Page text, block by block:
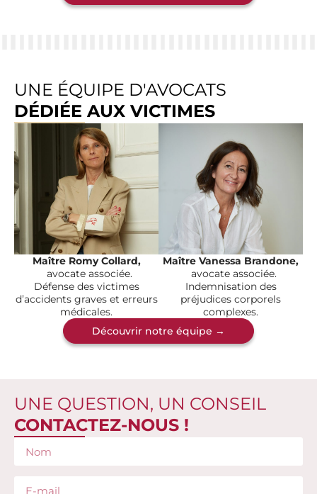
UNE ÉQUIPE D'AVOCATS
DÉDIÉE AUX VICTIMES
Maître Romy Collard,
avocate associée.
Défense des victimes
d’accidents graves et erreurs
médicales.
Maître Vanessa Brandone,
avocate associée.
Indemnisation des
préjudices corporels
complexes.
Découvrir notre équipe →
UNE QUESTION, UN CONSEIL
CONTACTEZ-NOUS !